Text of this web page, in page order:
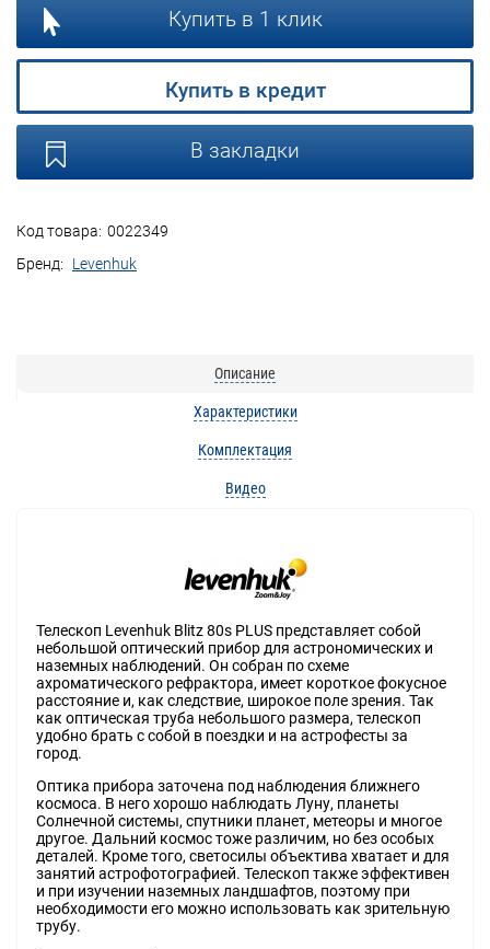
Код товара: 0022349
Бренд:
Levenhuk
Купить в 1 клик
Купить в кредит
В закладки
Описание
Характеристики
Комплектация
Видео
Телескоп Levenhuk Blitz 80s PLUS представляет собой
небольшой оптический прибор для астрономических и
наземных наблюдений. Он собран по схеме
ахроматического рефрактора, имеет короткое фокусное
расстояние и, как следствие, широкое поле зрения. Так
как оптическая труба небольшого размера, телескоп
удобно брать с собой в поездки и на астрофесты за
город.
Оптика прибора заточена под наблюдения ближнего
космоса. В него хорошо наблюдать Луну, планеты
Солнечной системы, спутники планет, метеоры и многое
другое. Дальний космос тоже различим, но без особых
деталей. Кроме того, светосилы объектива хватает и для
занятий астрофотографией. Телескоп также эффективен
и при изучении наземных ландшафтов, поэтому при
необходимости его можно использовать как зрительную
трубу.